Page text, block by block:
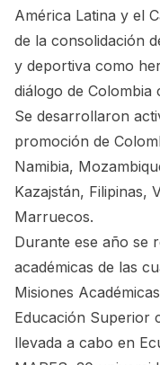
América Latina y el
de la consolidación
y deportiva como
diálogo de Colombia
Se desarrollaron
promoción de
Namibia,
Kazajstán, Filipinas,
Marruecos.
Durante ese año se
académicas de las
Misiones
Educación Superior
llevada a cabo en